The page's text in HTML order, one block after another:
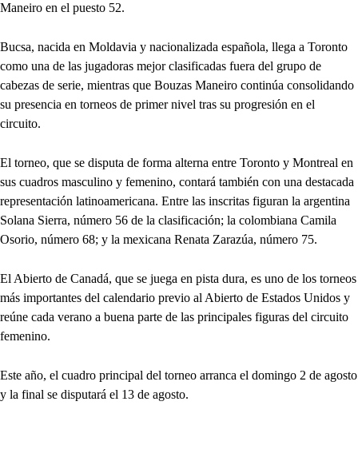
Maneiro en el puesto 52.
Bucsa, nacida en Moldavia y nacionalizada española, llega a Toronto
como una de las jugadoras mejor clasificadas fuera del grupo de
cabezas de serie, mientras que Bouzas Maneiro continúa consolidando
su presencia en torneos de primer nivel tras su progresión en el
circuito.
El torneo, que se disputa de forma alterna entre Toronto y Montreal en
sus cuadros masculino y femenino, contará también con una destacada
representación latinoamericana. Entre las inscritas figuran la argentina
Solana Sierra, número 56 de la clasificación; la colombiana Camila
Osorio, número 68; y la mexicana Renata Zarazúa, número 75.
El Abierto de Canadá, que se juega en pista dura, es uno de los torneos
más importantes del calendario previo al Abierto de Estados Unidos y
reúne cada verano a buena parte de las principales figuras del circuito
femenino.
Este año, el cuadro principal del torneo arranca el domingo 2 de agosto
y la final se disputará el 13 de agosto.